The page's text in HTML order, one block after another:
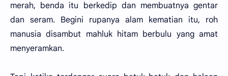
merah, benda itu berkedip dan membuatnya gentar
dan seram. Begini rupanya alam kematian itu, roh
manusia disambut mahluk hitam berbulu yang amat
menyeramkan.